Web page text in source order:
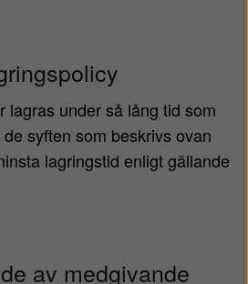
lagras under så lång tid som
syften som beskrivs ovan
lagringstid enligt gällande
av medgivande